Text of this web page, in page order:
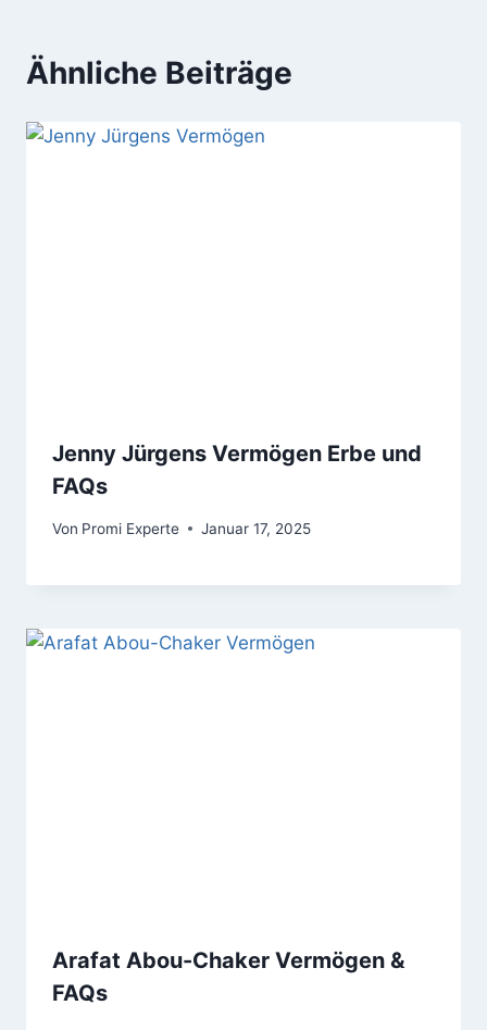
Ähnliche Beiträge
Jenny Jürgens Vermögen Erbe und
FAQs
Von Promi Experte Januar 17, 2025
Arafat Abou-Chaker Vermögen &
FAQs